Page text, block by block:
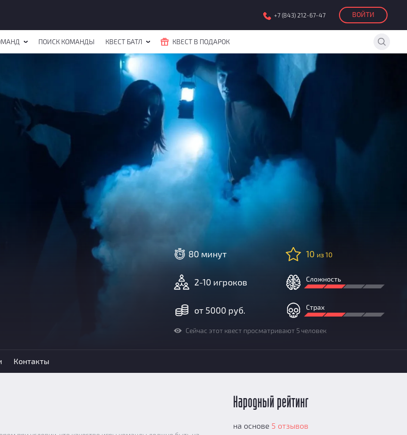
+7 (843) 212-67-47 ВОЙТИ
ПОИСК КОМАНДЫ КВЕСТ БАТЛ КВЕСТ В ПОДАРОК
80 минут
2-10 игроков
от 5000 руб.
10 из 10
Сложность
Страх
Сейчас этот квест просматривают 5 человек
Контакты
Народный рейтинг
на основе 5 отзывов